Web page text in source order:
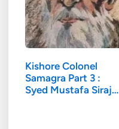
Kishore Colonel
Samagra Part 3 :
Syed Mustafa Siraj…